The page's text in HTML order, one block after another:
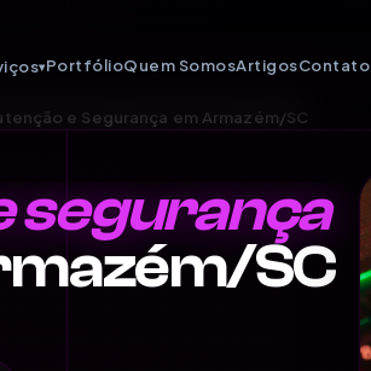
▾PortfólioQuem SomosArtigosContato
e Segurança em Armazém/SC
segurança
SC